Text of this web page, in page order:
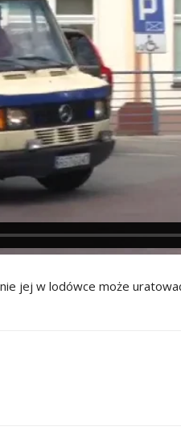
jej w lodówce może